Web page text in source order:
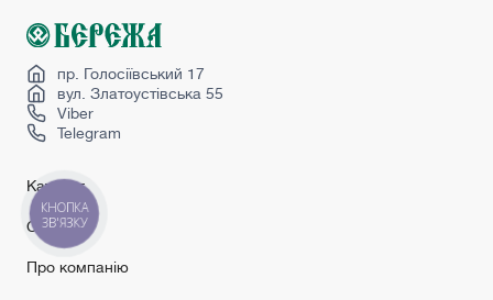
Міжкімнатні двері колір венге
Міжкімнатні двері лофт
пр. Голосіївський 17
вул. Златоустівська 55
Viber
Telegram
Каталог
Сервіс
Про компанію
КНОПКА
ЗВ'ЯЗКУ